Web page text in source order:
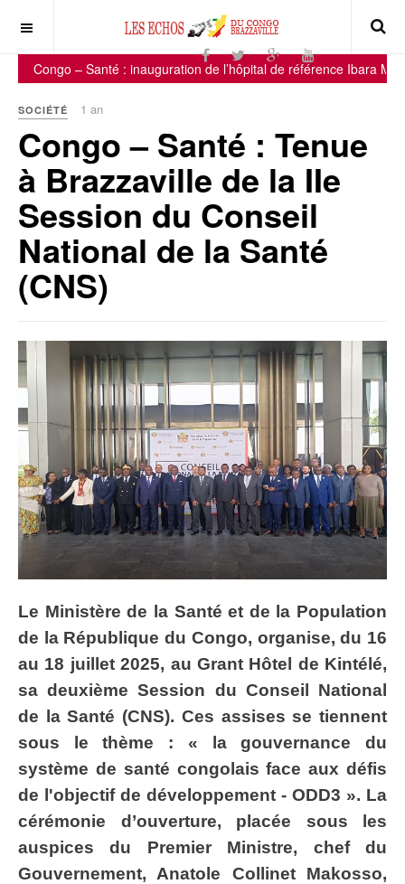
Congo – Santé : inauguration de l’hôpital de référence Ibara
SOCIÉTÉ 1 an
Congo – Santé : Tenue
à Brazzaville de la IIe
Session du Conseil
National de la Santé
(CNS)
Le Ministère de la Santé et de la Population
de la République du Congo, organise, du 16
au 18 juillet 2025, au Grant Hôtel de Kintélé,
sa deuxième Session du Conseil National
de la Santé (CNS). Ces assises se tiennent
sous le thème : « la gouvernance du
système de santé congolais face aux défis
de l'objectif de développement - ODD3 ». La
cérémonie d’ouverture, placée sous les
auspices du Premier Ministre, chef du
Gouvernement, Anatole Collinet Makosso,